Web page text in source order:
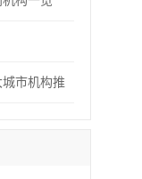
市机构推